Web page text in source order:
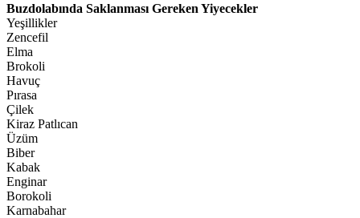
Buzdolabında Saklanması Gereken Yiyecekler
Yeşillikler
Zencefil
Elma
Brokoli
Havuç
Pırasa
Çilek
Kiraz Patlıcan
Üzüm
Biber
Kabak
Enginar
Borokoli
Karnabahar